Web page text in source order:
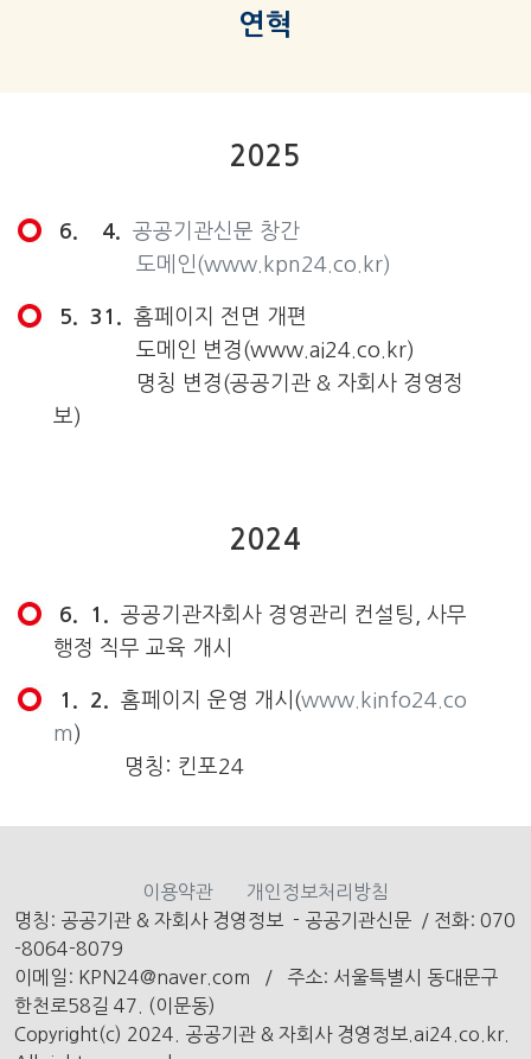
연혁
2025
6. 4.
공공기관신문 창간
도메인(www.kpn24.co.kr)
5. 31. 홈페이지 전면 개편
도메인 변경(www.ai24.co.kr)
명칭 변경(공공기관 & 자회사 경영정
보)
2024
6. 1. 공공기관자회사 경영관리 컨설팅, 사무
행정 직무 교육 개시
1. 2. 홈페이지 운영 개시(www.kinfo24.co
m )
명칭: 킨포24
이용약관
개인정보처리방침
명칭: 공공기관 & 자회사 경영정보 - 공공기관신문 / 전화: 070
-8064-8079
이메일: KPN24@naver.com / 주소: 서울특별시 동대문구
한천로58길 47. (이문동)
Copyright(c) 2024. 공공기관 & 자회사 경영정보.ai24.co.kr.